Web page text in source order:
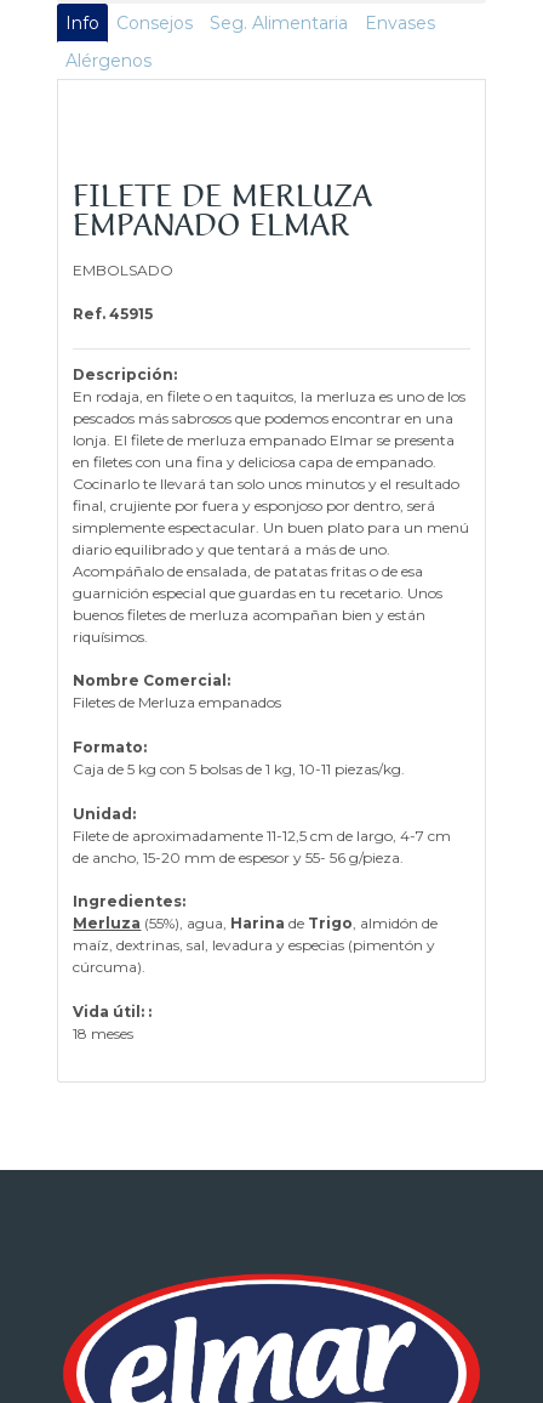
Info Consejos Seg. Alimentaria
Envases
Alérgenos
FILETE DE MERLUZA
EMPANADO ELMAR
EMBOLSADO
Ref. 45915
Descripción:
En rodaja, en filete o en taquitos, la merluza es uno de los
pescados más sabrosos que podemos encontrar en una
lonja. El filete de merluza empanado Elmar se presenta
en filetes con una fina y deliciosa capa de empanado.
Cocinarlo te llevará tan solo unos minutos y el resultado
final, crujiente por fuera y esponjoso por dentro, será
simplemente espectacular. Un buen plato para un menú
diario equilibrado y que tentará a más de uno.
Acompáñalo de ensalada, de patatas fritas o de esa
guarnición especial que guardas en tu recetario. Unos
buenos filetes de merluza acompañan bien y están
riquísimos.
Nombre Comercial:
Filetes de Merluza empanados
Formato:
Caja de 5 kg con 5 bolsas de 1 kg, 10-11 piezas/kg.
Unidad:
Filete de aproximadamente 11-12,5 cm de largo, 4-7 cm
de ancho, 15-20 mm de espesor y 55- 56 g/pieza.
Ingredientes:
Merluza (55%), agua, Harina de Trigo, almidón de
maíz, dextrinas, sal, levadura y especias (pimentón y
cúrcuma).
Vida útil: :
18 meses